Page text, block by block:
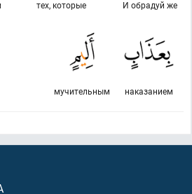
И обрадуй же
тех, которые
наказанием
мучительным